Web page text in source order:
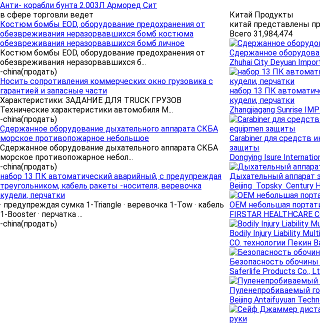
Анти- корабли бунта 2.003Л Арморед Сит
в сфере торговли ведет
Костюм бомбы EOD, оборудование предохранения от
обезвреживания неразорвавшихся бомб костюма
обезвреживания неразорвавшихся бомб личное
Костюм бомбы EOD, оборудование предохранения от
обезвреживания неразорвавшихся б...
-china(продать)
Носить сопротивления коммерческих окно грузовика с
гарантией и запасные части
Характеристики: ЗАДАНИЕ ДЛЯ TRUCK ГРУЗОВ
Технические характеристики автомобиля М...
-china(продать)
Сдержанное оборудование дыхательного аппарата СКБА
морское противопожарное небольшое
Сдержанное оборудование дыхательного аппарата СКБА
морское противопожарное небол...
-china(продать)
набор 13 ПК автоматический аварийный, с предупреждая
треугольником, кабель ракеты -носителя, веревочка
кудели, перчатки
· предупреждая сумка 1-Triangle · веревочка 1-Tow · кабель
1-Booster · перчатка ...
-china(продать)
Китай Продукты
китай представлены
Всего 31,984,474
Сдержанное
Zhuhai City Deyuan
набор 13 ПК
кудели, перчатки
Zhangjiagang Sunrise
Carabiner для средств
защиты
Dongying Isure
Дыхательный аппарат
Beijing Topsky Century
OEM небольшая
FIRSTAR HEALTHCARE
Bodily Injury Liability
CO. технологии Пекин
Безопасность
Saferlife Products Co.,
Пуленепробиваемый
Beijing Antaifuyuan